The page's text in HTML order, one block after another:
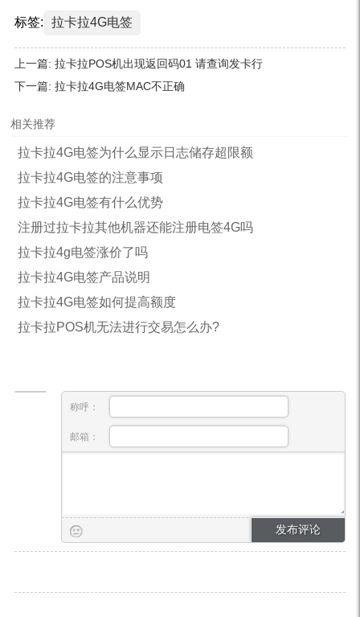
标签: 拉卡拉4G电签
上一篇: 拉卡拉POS机出现返回码01 请查询发卡行
下一篇: 拉卡拉4G电签MAC不正确
相关推荐
拉卡拉4G电签为什么显示日志储存超限额
拉卡拉4G电签的注意事项
拉卡拉4G电签有什么优势
注册过拉卡拉其他机器还能注册电签4G吗
拉卡拉4g电签涨价了吗
拉卡拉4G电签产品说明
拉卡拉4G电签如何提高额度
拉卡拉POS机无法进行交易怎么办?
称呼：
邮箱：